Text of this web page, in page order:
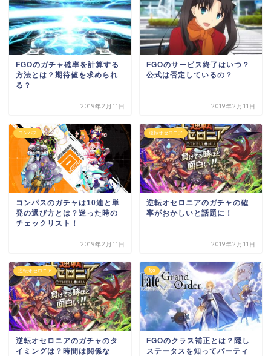
FGOのガチャ確率を計算する
方法とは？期待値を求められ
る？
2019年2月11日
FGOのサービス終了はいつ？
公式は否定しているの？
2019年2月11日
コンパス
コンパスのガチャは10連と単
発の選び方とは？迷った時の
チェックリスト！
2019年2月11日
逆転オセロニア
逆転オセロニアのガチャの確
率がおかしいと話題に！
2019年2月11日
逆転オセロニア
逆転オセロニアのガチャのタ
イミングは？時間は関係な
fgo
FGOのクラス補正とは？隠し
ステータスを知ってパーティ